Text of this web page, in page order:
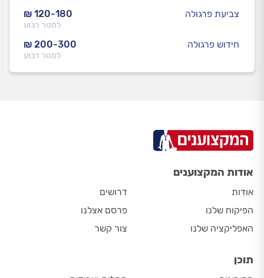
₪ 120-180
למטר רבוע
צביעת פרגולה
₪ 200-300
למטר רבוע
חידוש פרגולה
אודות המקצוענים
אודות
הפיקוח שלנו
האפליקציה שלנו
דרושים
פרסם אצלנו
צור קשר
תוכן